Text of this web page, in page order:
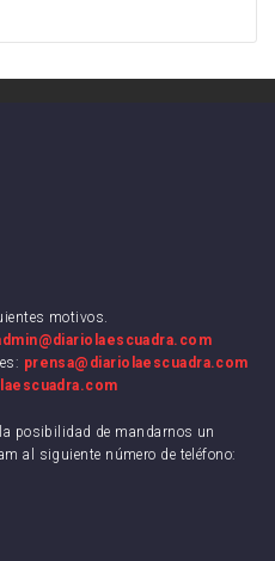
motivos.
prensa@diariolaescuadra.com
posibilidad de mandarnos un
al siguiente número de teléfono: